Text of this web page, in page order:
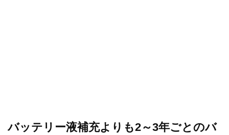
バッテリー液補充よりも2～3年ごとのバ